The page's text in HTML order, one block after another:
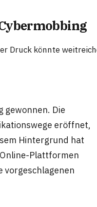
Druck könnte
gewonnen. Die
eröffnet,
Hintergrund hat
Plattformen
vorgeschlagenen